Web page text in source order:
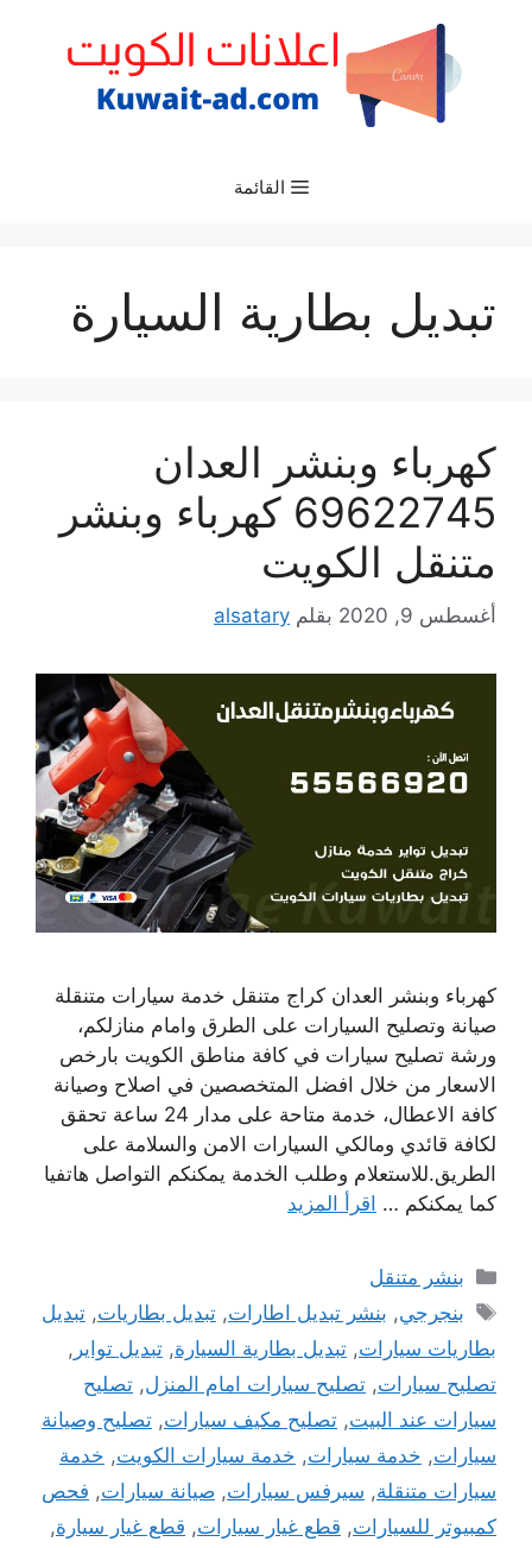
القائمة
تبديل بطارية السيارة
كهرباء وبنشر العدان
69622745 كهرباء وبنشر
متنقل الكويت
أغسطس 9, 2020 بقلم alsatary
كهرباء وبنشر العدان كراج متنقل خدمة سيارات متنقلة
صيانة وتصليح السيارات على الطرق وامام منازلكم،
ورشة تصليح سيارات في كافة مناطق الكويت بارخص
الاسعار من خلال افضل المتخصصين في اصلاح وصيانة
كافة الاعطال، خدمة متاحة على مدار 24 ساعة تحقق
لكافة قائدي ومالكي السيارات الامن والسلامة على
الطريق.للاستعلام وطلب الخدمة يمكنكم التواصل هاتفيا
كما يمكنكم … اقرأ المزيد
التصنيفات
بنشر متنقل
الوسوم
بنجرجي, بنشر تبديل اطارات,تبديل بطاريات,تبديل
بطاريات سيارات, تبديل بطارية السيارة, تبديل تواير ,
تصليح سيارات, تصليح سيارات امام المنزل, تصليح
سيارات عند البيت, تصليح مكيف سيارات, تصليح وصيانة
سيارات, خدمة سيارات, خدمة سيارات الكويت, خدمة
سيارات متنقلة, سيرفس سيارات, صيانة سيارات, فحص
كمبيوتر للسيارات, قطع غيار سيارات, قطع غيار سيارة,